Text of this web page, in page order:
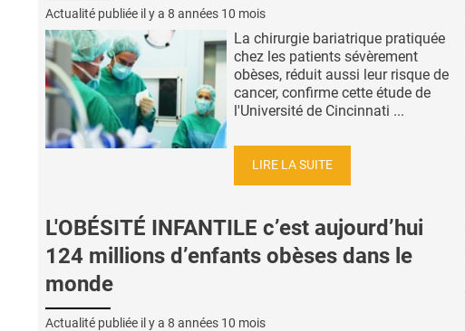
Actualité publiée il y a 8 années 10 mois
La chirurgie bariatrique pratiquée
chez les patients sévèrement
obèses, réduit aussi leur risque de
cancer, confirme cette étude de
l'Université de Cincinnati ...
LIRE LA SUITE
L'OBÉSITÉ INFANTILE c’est aujourd’hui
124 millions d’enfants obèses dans le
monde
Actualité publiée il y a 8 années 10 mois